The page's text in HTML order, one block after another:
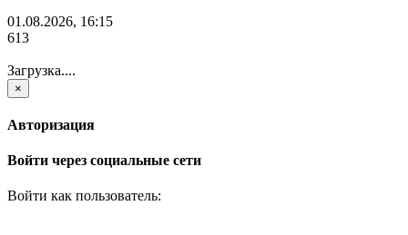
01.08.2026, 16:15
613
Загрузка....
×
Авторизация
Войти через социальные сети
Войти как пользователь: